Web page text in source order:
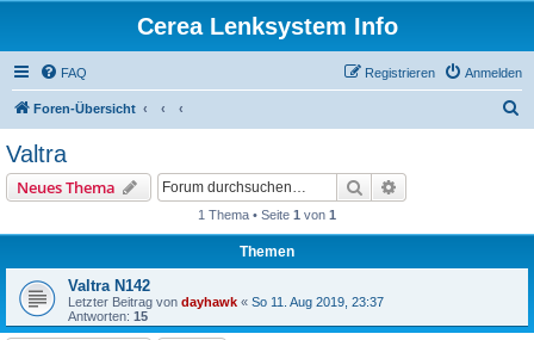
Cerea Lenksystem Info
FAQ Anmelden
Registrieren
Foren-Übersicht
Valtra
Neues Thema Suche
1 Thema • Seite 1 von 1
Themen
Valtra N142
Letzter Beitrag von dayhawk « So 11. Aug 2019, 23:37
Antworten: 15